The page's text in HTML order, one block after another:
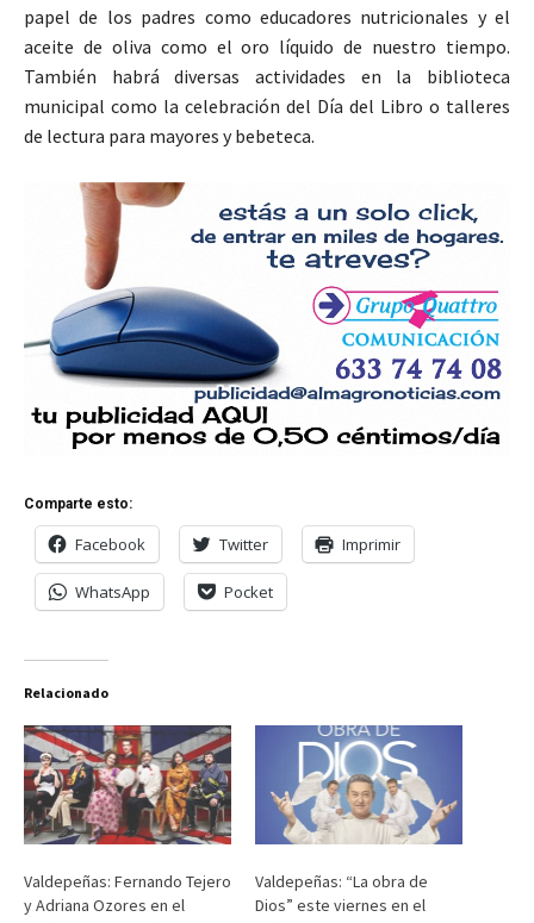
papel de los padres como educadores nutricionales y el
aceite de oliva como el oro líquido de nuestro tiempo.
También habrá diversas actividades en la biblioteca
municipal como la celebración del Día del Libro o talleres
de lectura para mayores y bebeteca.
Comparte esto:
Facebook Twitter Imprimir
WhatsApp Pocket
Relacionado
Valdepeñas: Fernando Tejero
y Adriana Ozores en el
Valdepeñas: “La obra de
Dios” este viernes en el